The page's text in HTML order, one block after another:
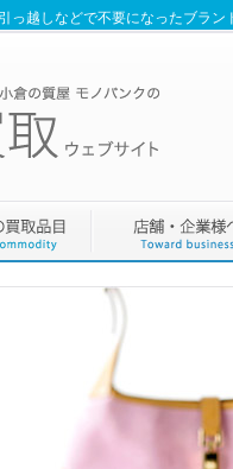
っ越しなどで不要になったブラ